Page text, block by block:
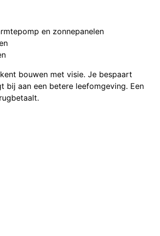
en zonnepanelen
bouwen met visie. Je bespaart
bij aan een betere leefomgeving. Een